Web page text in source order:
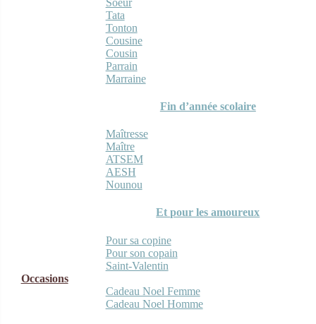
Tata
Tonton
Cousine
Cousin
Parrain
Marraine
Fin d’année scolaire
Maîtresse
Maître
ATSEM
AESH
Nounou
Et pour les amoureux
Pour sa copine
Pour son copain
Saint-Valentin
Occasions
Cadeau Noel Femme
Cadeau Noel Homme